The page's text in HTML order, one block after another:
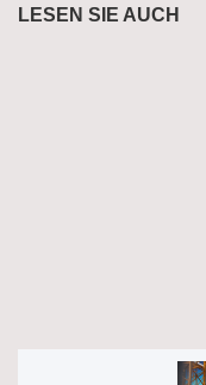
LESEN SIE AUCH